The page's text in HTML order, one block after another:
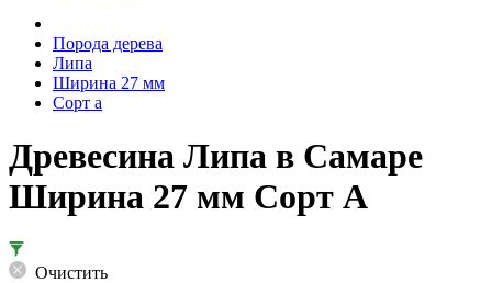
Порода дерева
Липа
Ширина 27 мм
Сорт а
Древесина Липа в Самаре
Ширина 27 мм Сорт А
Очистить